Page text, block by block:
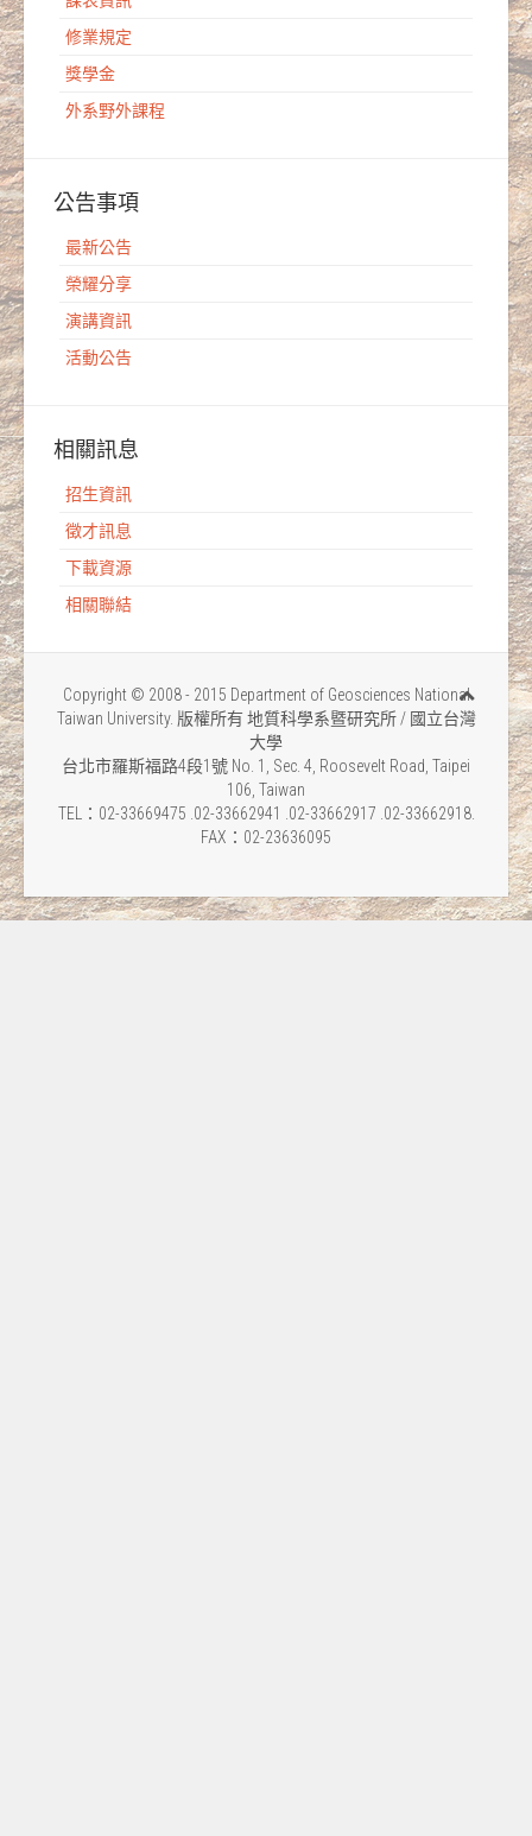
修業規定
獎學金
外系野外課程
公告事項
最新公告
榮耀分享
演講資訊
活動公告
相關訊息
招生資訊
徵才訊息
下載資源
相關聯結
Copyright © 2008 - 2015 Department of Geosciences National
Taiwan University. 版權所有 地質科學系暨研究所 / 國立台灣
大學
台北市羅斯福路4段1號 No. 1, Sec. 4, Roosevelt Road, Taipei
106, Taiwan
TEL：02-33669475 .02-33662941 .02-33662917 .02-33662918.
FAX：02-23636095